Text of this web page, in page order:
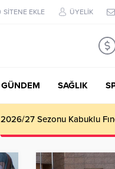
SİTENE EKLE ÜYELİK
GÜNDEM SAĞLIK
2026/27 Sezonu Kabuklu